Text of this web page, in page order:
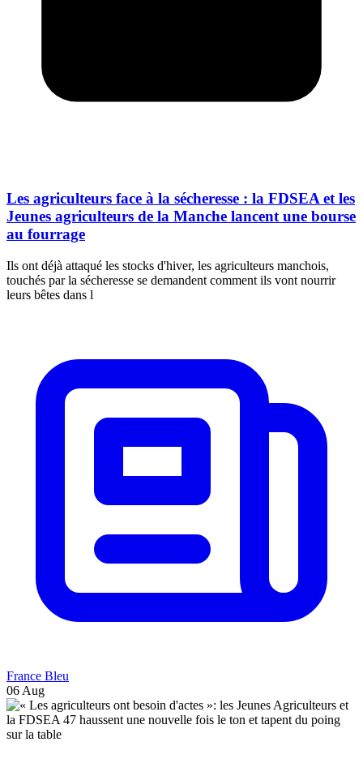
Les agriculteurs face à la sécheresse : la FDSEA et les
Jeunes agriculteurs de la Manche lancent une bourse
au fourrage
Ils ont déjà attaqué les stocks d'hiver, les agriculteurs manchois,
touchés par la sécheresse se demandent comment ils vont nourrir
leurs bêtes dans l
France Bleu
06 Aug